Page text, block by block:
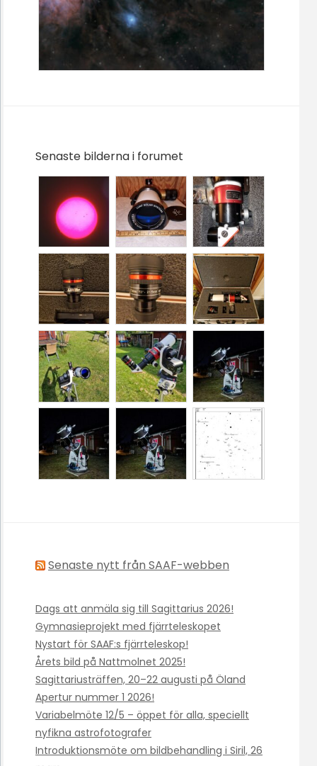
Senaste bilderna i forumet
Senaste nytt från SAAF-webben
Dags att anmäla sig till Sagittarius 2026!
Gymnasieprojekt med fjärrteleskopet
Nystart för SAAF:s fjärrteleskop!
Årets bild på Nattmolnet 2025!
Sagittariusträffen, 20–22 augusti på Öland
Apertur nummer 1 2026!
Variabelmöte 12/5 – öppet för alla, speciellt
nyfikna astrofotografer
Introduktionsmöte om bildbehandling i Siril, 26